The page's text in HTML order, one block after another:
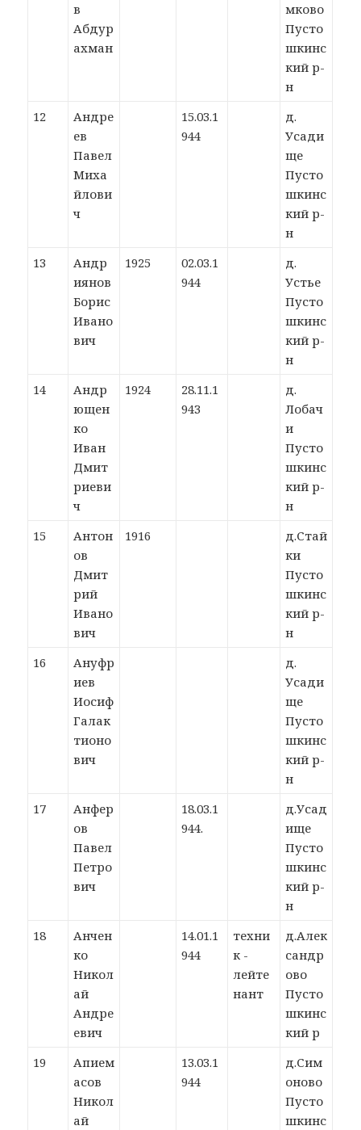
в
Абдур
ахман
мково
Пусто
шкинс
кий р-
н
12
Андре
ев
Павел
Миха
йлови
ч
15.03.1
944
д.
Усади
ще
Пусто
шкинс
кий р-
н
13
Андр
иянов
Борис
Ивано
вич
1925
02.03.1
944
д.
Устье
Пусто
шкинс
кий р-
н
14
Андр
ющен
ко
Иван
Дмит
риеви
ч
1924
28.11.1
943
д.
Лобач
и
Пусто
шкинс
кий р-
н
15
Антон
ов
Дмит
рий
Ивано
вич
1916
д.Стай
ки
Пусто
шкинс
кий р-
н
16
Ануфр
иев
Иосиф
Галак
тионо
вич
д.
Усади
ще
Пусто
шкинс
кий р-
н
17
Анфер
ов
Павел
Петро
вич
18.03.1
944.
д.Усад
ище
Пусто
шкинс
кий р-
н
18
Анчен
ко
Никол
ай
Андре
евич
14.01.1
944
техни
к -
лейте
нант
д.Алек
сандр
ово
Пусто
шкинс
кий р
19
Апием
асов
Никол
ай
13.03.1
944
д.Сим
оново
Пусто
шкинс